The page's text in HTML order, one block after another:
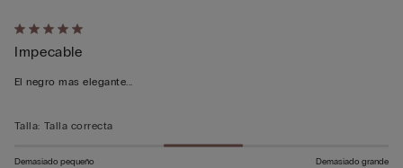
Calificación
de
5
5
Impecable
El negro mas elegante...
Talla: Talla correcta
Demasiado pequeño Demasiado grande